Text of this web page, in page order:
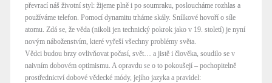
převrací náš životní styl: žijeme plně i po soumraku, posloucháme rozhlas a
používáme telefon. Pomocí dynamitu trháme skály. Snílkové hovoří o síle
atomu. Zdá se, že věda (nikoli jen technický pokrok jako v 19. století) je nyní
novým náboženstvím, které vyřeší všechny problémy světa.
Vědci budou brzy ovlivňovat počasí, svět… a jistě i člověka, soudilo se v
naivním dobovém optimismu. A opravdu se o to pokoušejí – pochopitelně
prostřednictví dobové vědecké módy, jejího jazyka a pravidel: